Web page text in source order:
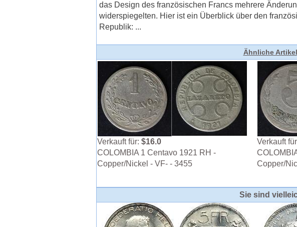
das Design des französischen Francs mehrere
widerspiegelten. Hier ist ein Überblick über den
Republik: ...
Ähnliche
Verkauft für: $16.0
COLOMBIA 1 Centavo 1921 RH -
Copper/Nickel - VF- - 3455
Verkauft
Copper/
Sie sind